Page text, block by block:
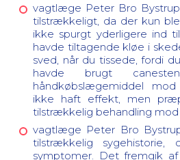
vagtlæge Peter Bro
tilstrækkeligt, da der kun
ikke spurgt yderligere ind
havde tiltagende kløe i
sved, når du tissede, fordi
havde brugt
håndkøbslægemiddel
ikke haft effekt, men
tilstrækkelig behandling mod
vagtlæge Peter Bro
tilstrækkelig
symptomer. Det fremgik